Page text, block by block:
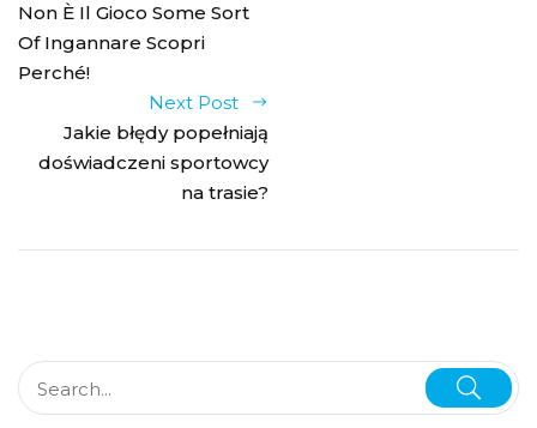
Non È Il Gioco Some Sort
Of Ingannare Scopri
Perché!
Next Post
Jakie błędy popełniają
doświadczeni sportowcy
na trasie?